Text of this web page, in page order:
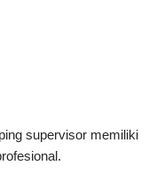
supervisor memiliki